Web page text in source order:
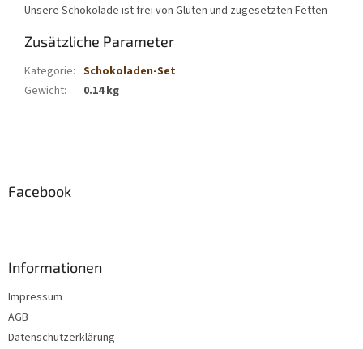
Unsere Schokolade ist frei von Gluten und zugesetzten Fetten
Zusätzliche Parameter
Kategorie: Schokoladen-Set
Gewicht: 0.14 kg
Facebook
Informationen
Impressum
AGB
Datenschutzerklärung